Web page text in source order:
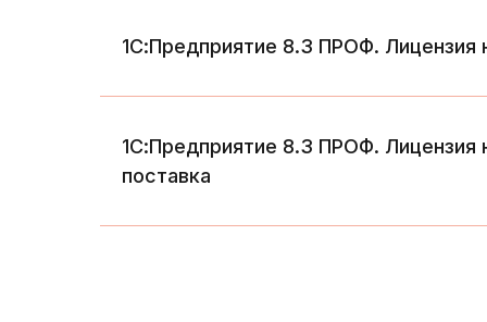
1С:Предприятие 8.3 ПРОФ. Лицензия
1С:Предприятие 8.3 ПРОФ. Лицензия
поставка